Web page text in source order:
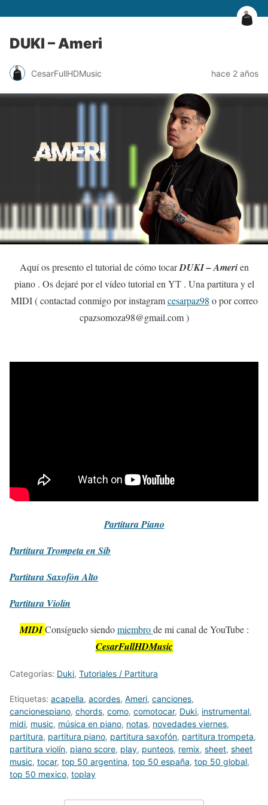
DUKI – Ameri
CesarFullHDMusic hace 2 años
Aquí os presento el tutorial de cómo tocarDUKI – Amerien
piano . Os dejaré por el vídeo tutorial en YT . Una partitura y el
MIDI ( contactad conmigo por instagramcesarpaz98 o por correo
cpazsomoza98@gmail.com )
PartituraPiano
Partitura Trompeta en Sib
PartituraSaxofón Alto
Partitura Violín
MIDI Consíguelo siendomiembrode mi canal de YouTube :
CesarFullHDMusic
Categorías: Duki, Tutoriales / Partitura
Etiquetas: acapella, acordes, Ameri, canciones,
cancionespiano, chords, como, comotocar, Duki, instrumental,
midi, music, música en piano, notas, novedades viernes,
partitura, partitura piano, partitura saxofón, partitura trompeta,
partitura violín, piano score, play, punteos, remix, sheet, sheet
music, tocar, top 50 argentina, top 50 españa, top 50 global,
top 50 mexico, toplay